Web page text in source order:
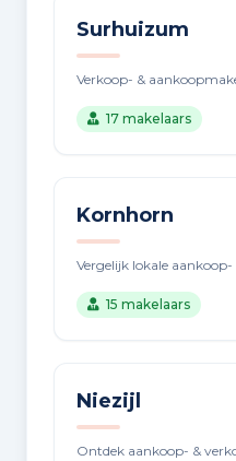
Surhuizum
Verkoop- &
17 makelaars
Kornhorn
Vergelijk lokale
15 makelaars
Niezijl
Ontdek aankoop- &